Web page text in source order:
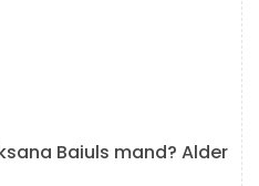
Baiuls mand? Alder